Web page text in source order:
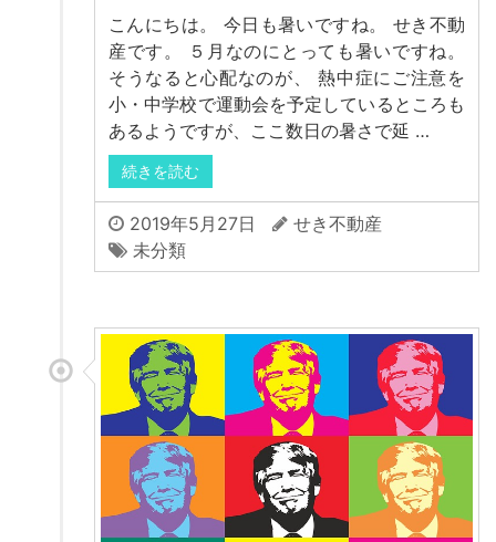
こんにちは。 今日も暑いですね。 せき不動
産です。 ５月なのにとっても暑いですね。
そうなると心配なのが、 熱中症にご注意を
小・中学校で運動会を予定しているところも
あるようですが、ここ数日の暑さで延 …
続きを読む
2019年5月27日
せき不動産
未分類